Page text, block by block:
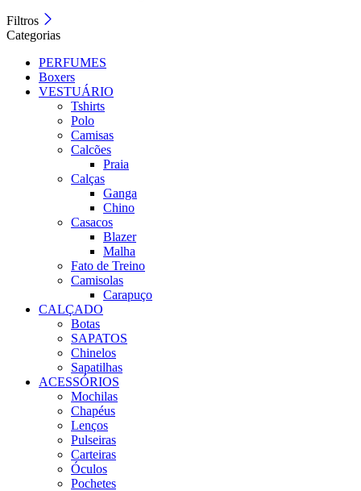
Filtros
Categorias
PERFUMES
Boxers
VESTUÁRIO
Tshirts
Polo
Camisas
Calcões
Praia
Calças
Ganga
Chino
Casacos
Blazer
Malha
Fato de Treino
Camisolas
Carapuço
CALÇADO
Botas
SAPATOS
Chinelos
Sapatilhas
ACESSÓRIOS
Mochilas
Chapéus
Lenços
Pulseiras
Carteiras
Óculos
Pochetes